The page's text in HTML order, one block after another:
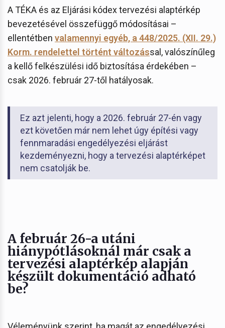
A TÉKA és az Eljárási kódex tervezési alaptérkép
bevezetésével összefüggő módosításai –
ellentétben valamennyi egyéb, a 448/2025. (XII. 29.)
Korm. rendelettel történt változással, valószínűleg
a kellő felkészülési idő biztosítása érdekében –
csak 2026. február 27-től hatályosak.
Ez azt jelenti, hogy a 2026. február 27-én vagy
ezt követően már nem lehet úgy építési vagy
fennmaradási engedélyezési eljárást
kezdeményezni, hogy a tervezési alaptérképet
nem csatolják be.
A február 26-a utáni
hiánypótlásoknál már csak a
tervezési alaptérkép alapján
készült dokumentáció adható
be?